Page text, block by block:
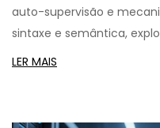
auto-supervisão e
sintaxe e semântica,
inovações como PaTH
LER MAIS